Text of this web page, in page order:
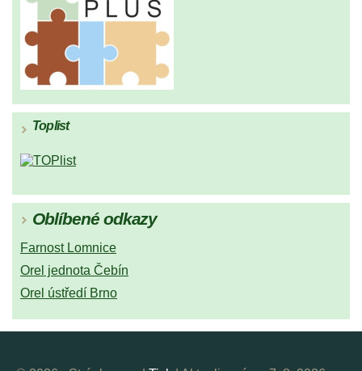
Toplist
Oblíbené odkazy
Farnost Lomnice
Orel jednota Čebín
Orel ústředí Brno